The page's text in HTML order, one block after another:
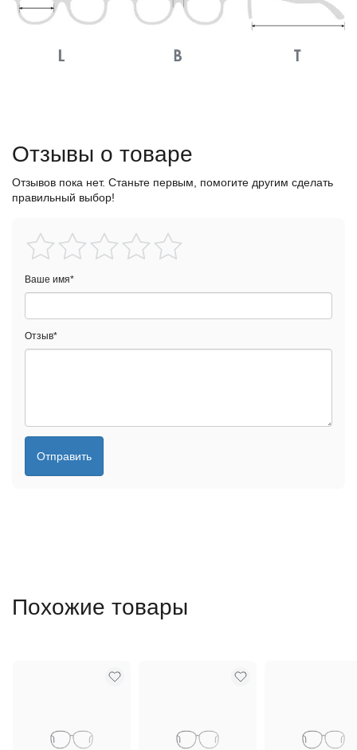
Отзывы о товаре
Отзывов пока нет. Станьте первым, помогите другим сделать
правильный выбор!
Ваше имя*
Отзыв*
Отправить
Похожие товары